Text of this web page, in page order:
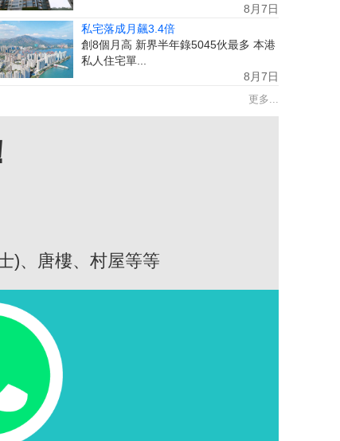
8月7日
私宅落成月飆3.4倍
創8個月高 新界半年錄5045伙最多 本港
私人住宅單...
8月7日
更多...
)、唐樓、村屋等等